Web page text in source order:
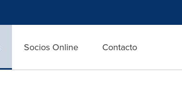
Socios Online Contacto